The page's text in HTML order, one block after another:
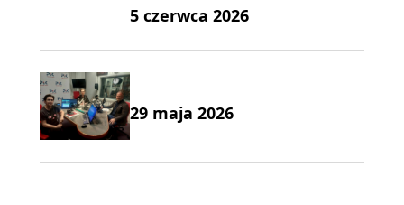
5 czerwca 2026
29 maja 2026